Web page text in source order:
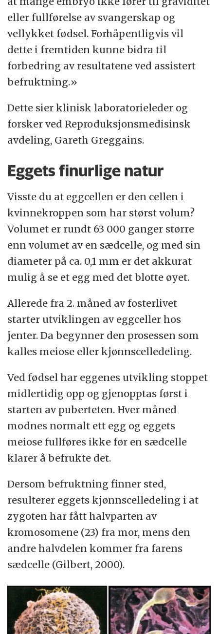
eller fullførelse av svangerskap og
vellykket fødsel. Forhåpentligvis vil
dette i fremtiden kunne bidra til
forbedring av resultatene ved assistert
befruktning.»
Dette sier klinisk laboratorieleder og
forsker ved Reproduksjonsmedisinsk
avdeling, Gareth Greggains.
Eggets finurlige natur
Visste du at eggcellen er den cellen i
kvinnekroppen som har størst volum?
Volumet er rundt 63 000 ganger større
enn volumet av en sædcelle, og med sin
diameter på ca. 0,1 mm er det akkurat
mulig å se et egg med det blotte øyet.
Allerede fra 2. måned av fosterlivet
starter utviklingen av eggceller hos
jenter. Da begynner den prosessen som
kalles meiose eller kjønnscelledeling.
Ved fødsel har eggenes utvikling stoppet
midlertidig opp og gjenopptas først i
starten av puberteten. Hver måned
modnes normalt ett egg og eggets
meiose fullføres ikke før en sædcelle
klarer å befrukte det.
Dersom befruktning finner sted,
resulterer eggets kjønnscelledeling i at
zygoten har fått halvparten av
kromosomene (23) fra mor, mens den
andre halvdelen kommer fra farens
sædcelle (Gilbert, 2000).